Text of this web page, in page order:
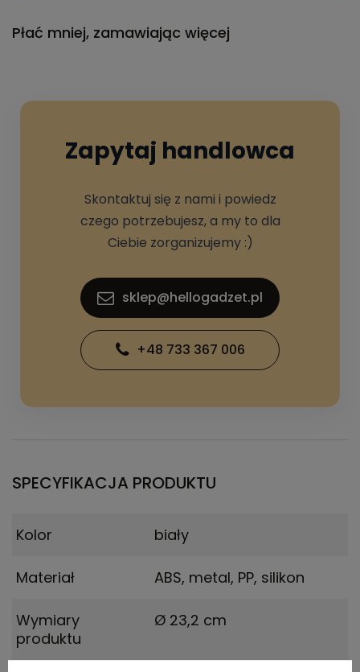
Płać mniej, zamawiając więcej
Zapytaj handlowca
Skontaktuj się z nami i powiedz
czego potrzebujesz, a my to dla
Ciebie zorganizujemy :)
sklep@hellogadzet.pl
+48 733 367 006
SPECYFIKACJA PRODUKTU
Kolor biały
Materiał ABS, metal, PP, silikon
Wymiary
produktu
Ø 23,2 cm